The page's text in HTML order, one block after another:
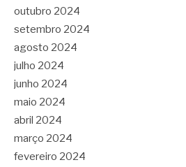
outubro 2024
setembro 2024
agosto 2024
julho 2024
junho 2024
maio 2024
abril 2024
março 2024
fevereiro 2024